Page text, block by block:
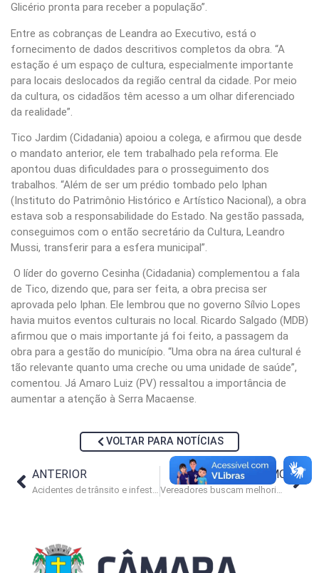
Glicério pronta para receber a população”.
Entre as cobranças de Leandra ao Executivo, está o
fornecimento de dados descritivos completos da obra. “A
estação é um espaço de cultura, especialmente importante
para locais deslocados da região central da cidade. Por meio
da cultura, os cidadãos têm acesso a um olhar diferenciado
da realidade”.
Tico Jardim (Cidadania) apoiou a colega, e afirmou que desde
o mandato anterior, ele tem trabalhado pela reforma. Ele
apontou duas dificuldades para o prosseguimento dos
trabalhos. “Além de ser um prédio tombado pelo Iphan
(Instituto do Patrimônio Histórico e Artístico Nacional), a obra
estava sob a responsabilidade do Estado. Na gestão passada,
conseguimos com o então secretário da Cultura, Leandro
Mussi, transferir para a esfera municipal”.
O líder do governo Cesinha (Cidadania) complementou a fala
de Tico, dizendo que, para ser feita, a obra precisa ser
aprovada pelo Iphan. Ele lembrou que no governo Sílvio Lopes
havia muitos eventos culturais no local. Ricardo Salgado (MDB)
afirmou que o mais importante já foi feito, a passagem da
obra para a gestão do município. “Uma obra na área cultural é
tão relevante quanto uma creche ou uma unidade de saúde”,
comentou. Já Amaro Luiz (PV) ressaltou a importância de
aumentar a atenção à Serra Macaense.
VOLTAR PARA NOTÍCIAS
ANTERIOR
Acidentes de trânsito e infestação de ratos em debate no Legislativo
PRÓXIMO
Vereadores buscam melhorias e ampliação dos serviços dos Cemeaes